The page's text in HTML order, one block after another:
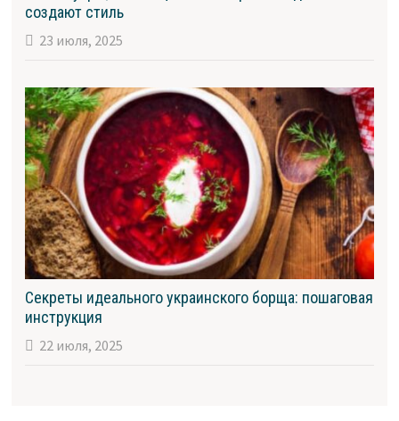
создают стиль
23 июля, 2025
Секреты идеального украинского борща: пошаговая
инструкция
22 июля, 2025